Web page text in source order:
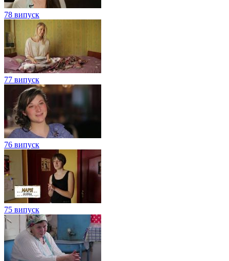
78 випуск
77 випуск
76 випуск
75 випуск